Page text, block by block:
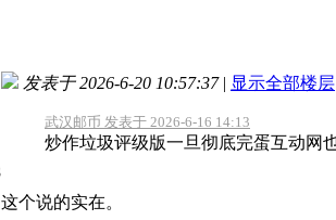
发表于 2026-6-20 10:57:37 | 显示全部楼层
武汉邮币 发表于 2026-6-16 14:13
炒作垃圾评级版一旦彻底完蛋互动网
这个说的实在。